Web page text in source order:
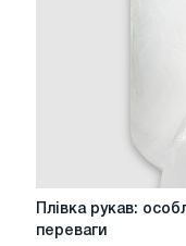
Плівка
Плівка рукав:
переваги